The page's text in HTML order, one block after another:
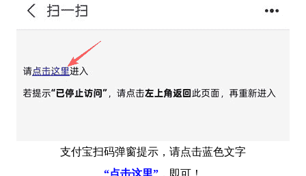
支付宝扫码弹窗提示，请点击蓝色文字
“点击这里” ，即可！